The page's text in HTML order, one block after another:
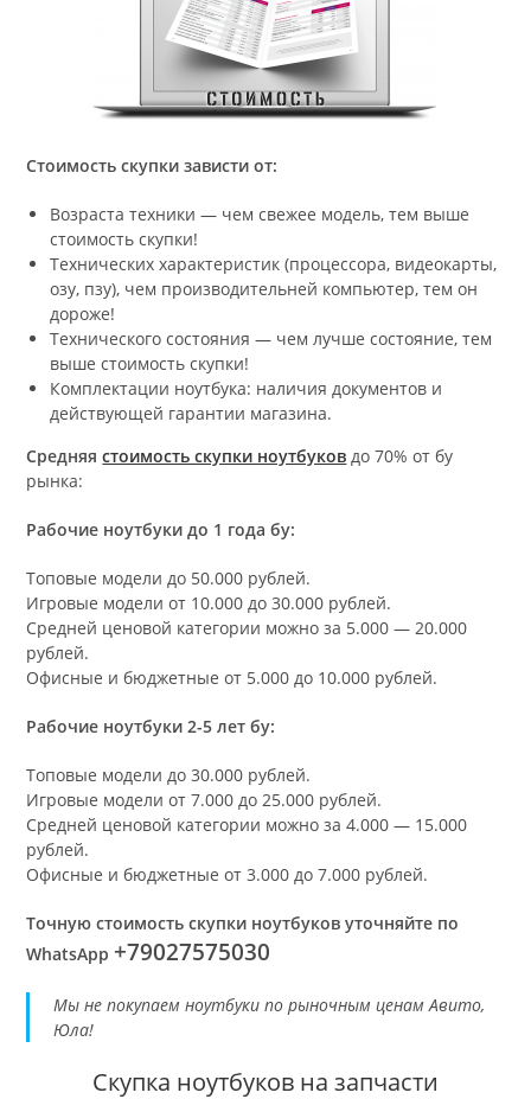
Стоимость скупки зависти от:
Возраста техники — чем свежее модель, тем выше
стоимость скупки!
Технических характеристик (процессора, видеокарты,
озу, пзу), чем производительней компьютер, тем он
дороже!
Технического состояния — чем лучше состояние, тем
выше стоимость скупки!
Комплектации ноутбука: наличия документов и
действующей гарантии магазина.
Средняястоимость скупки ноутбуков до 70% от бу
рынка:
Рабочие ноутбуки до 1 года бу:
Топовые модели до 50.000 рублей.
Игровые модели от 10.000 до 30.000 рублей.
Средней ценовой категории можно за 5.000 — 20.000
рублей.
Офисные и бюджетные от 5.000 до 10.000 рублей.
Рабочие ноутбуки 2-5 лет бу:
Топовые модели до 30.000 рублей.
Игровые модели от 7.000 до 25.000 рублей.
Средней ценовой категории можно за 4.000 — 15.000
рублей.
Офисные и бюджетные от 3.000 до 7.000 рублей.
Точную стоимость скупки ноутбуков уточняйте по
WhatsApp +79027575030
Мы не покупаем ноутбуки по рыночным ценам Авито,
Юла!
Скупка ноутбуков на запчасти